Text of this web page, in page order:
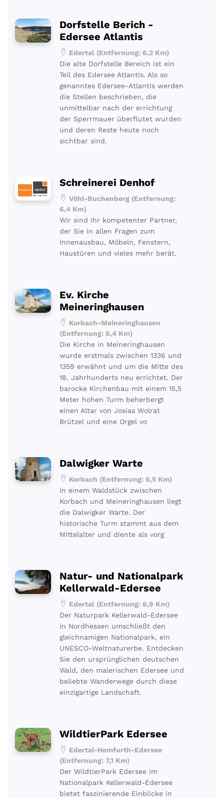
Dorfstelle Berich -
Edersee Atlantis
Edertal (Entfernung: 6,2 Km)
Die alte Dorfstelle Bereich ist ein
Teil des Edersee Atlantis. Als so
genanntes Edersee-Atlantis werden
die Stellen beschrieben, die
unmittelbar nach der errichtung
der Sperrmauer überflutet wurden
und deren Reste heute noch
sichtbar sind.
Schreinerei Denhof
Vöhl-Buchenberg (Entfernung:
6,4 Km)
Wir sind Ihr kompetenter Partner,
der Sie in allen Fragen zum
Innenausbau, Möbeln, Fenstern,
Haustüren und vieles mehr berät.
Ev. Kirche
Meineringhausen
Korbach-Meineringhausen
(Entfernung: 6,4 Km)
Die Kirche in Meineringhausen
wurde erstmals zwischen 1336 und
1359 erwähnt und um die Mitte des
18. Jahrhunderts neu errichtet. Der
barocke Kirchenbau mit einem 15,5
Meter hohen Turm beherbergt
einen Altar von Josias Wolrat
Brützel und eine Orgel vo
Dalwigker Warte
Korbach (Entfernung: 6,5 Km)
In einem Waldstück zwischen
Korbach und Meineringhausen liegt
die Dalwigker Warte. Der
historische Turm stammt aus dem
Mittelalter und diente als vorg
Natur- und Nationalpark
Kellerwald-Edersee
Edertal (Entfernung: 6,9 Km)
Der Naturpark Kellerwald-Edersee
in Nordhessen umschließt den
gleichnamigen Nationalpark, ein
UNESCO-Weltnaturerbe. Entdecken
Sie den ursprünglichen deutschen
Wald, den malerischen Edersee und
beliebte Wanderwege durch diese
einzigartige Landschaft.
WildtierPark Edersee
Edertal-Hemfurth-Edersee
(Entfernung: 7,1 Km)
Der WildtierPark Edersee im
Nationalpark Kellerwald-Edersee
bietet faszinierende Einblicke in